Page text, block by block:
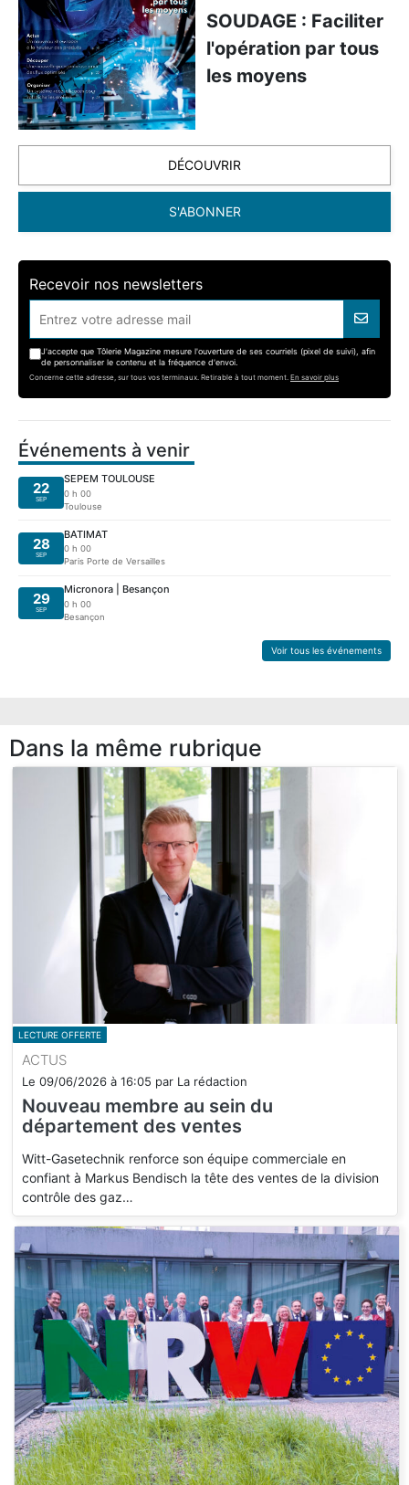
SOUDAGE : Faciliter
l'opération par tous
les moyens
DÉCOUVRIR
S'ABONNER
Recevoir nos newsletters
J'accepte que Tôlerie Magazine mesure l'ouverture de ses courriels (pixel de suivi), afin
de personnaliser le contenu et la fréquence d'envoi.
Concerne cette adresse, sur tous vos terminaux. Retirable à tout moment. En savoir plus
Événements à venir
22
SEP
SEPEM TOULOUSE
0 h 00
Toulouse
28
SEP
BATIMAT
0 h 00
Paris Porte de Versailles
29
SEP
Micronora | Besançon
0 h 00
Besançon
Voir tous les événements
Dans la même rubrique
LECTURE OFFERTE
ACTUS
Le 09/06/2026 à 16:05 par La rédaction
Nouveau membre au sein du
département des ventes
Witt-Gasetechnik renforce son équipe commerciale en
confiant à Markus Bendisch la tête des ventes de la division
contrôle des gaz…